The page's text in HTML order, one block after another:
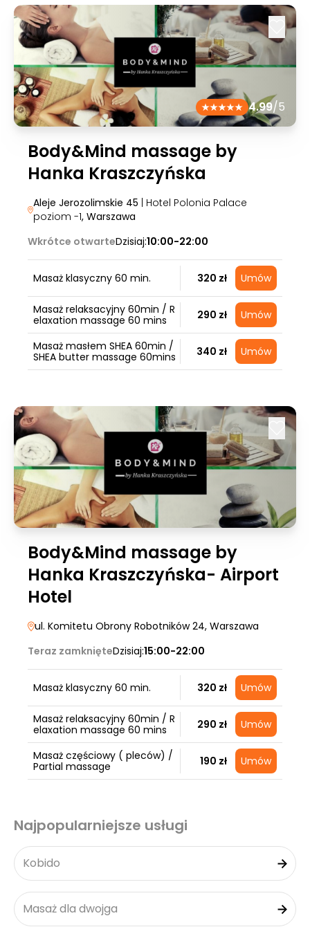
4.99/5
Body&Mind massage by
Hanka Kraszczyńska
Aleje Jerozolimskie 45 | Hotel Polonia Palace
poziom -1, Warszawa
Wkrótce otwarteDzisiaj:10:00-22:00
Masaż klasyczny 60 min. 320 zł Umów
Masaż relaksacyjny 60min / R
elaxation massage 60 mins
290 zł Umów
Masaż masłem SHEA 60min /
SHEA butter massage 60mins
340 zł Umów
Body&Mind massage by
Hanka Kraszczyńska- Airport
Hotel
ul. Komitetu Obrony Robotników 24, Warszawa
Teraz zamknięteDzisiaj:15:00-22:00
Masaż klasyczny 60 min. 320 zł Umów
Masaż relaksacyjny 60min / R
elaxation massage 60 mins
290 zł Umów
Masaż częściowy ( pleców) /
Partial massage
190 zł Umów
Najpopularniejsze usługi
Kobido
Masaż dla dwojga